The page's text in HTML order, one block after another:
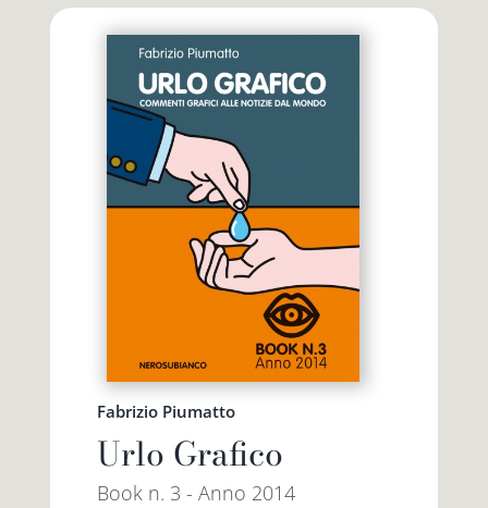
Fabrizio Piumatto
Urlo Grafico
Book n. 3 - Anno 2014